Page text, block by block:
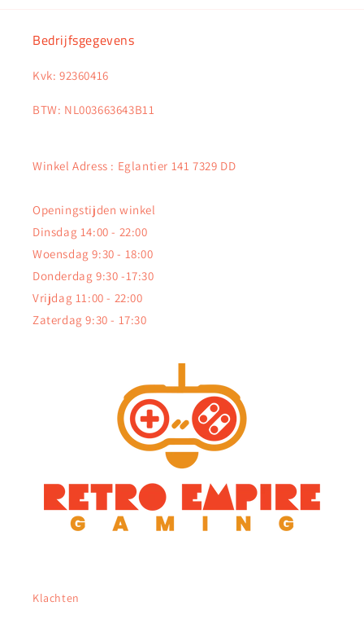
Bedrijfsgegevens
Kvk: 92360416
BTW: NL003663643B11
Winkel Adress : Eglantier 141 7329 DD
Openingstijden winkel
Dinsdag 14:00 - 22:00
Woensdag 9:30 - 18:00
Donderdag 9:30 -17:30
Vrijdag 11:00 - 22:00
Zaterdag 9:30 - 17:30
Klachten